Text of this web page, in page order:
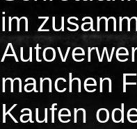
im
manchen
Kaufen